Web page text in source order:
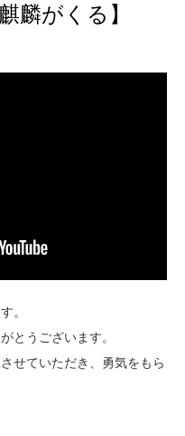
麟がくる】
。
とうございます。
せていただき、勇気をもら